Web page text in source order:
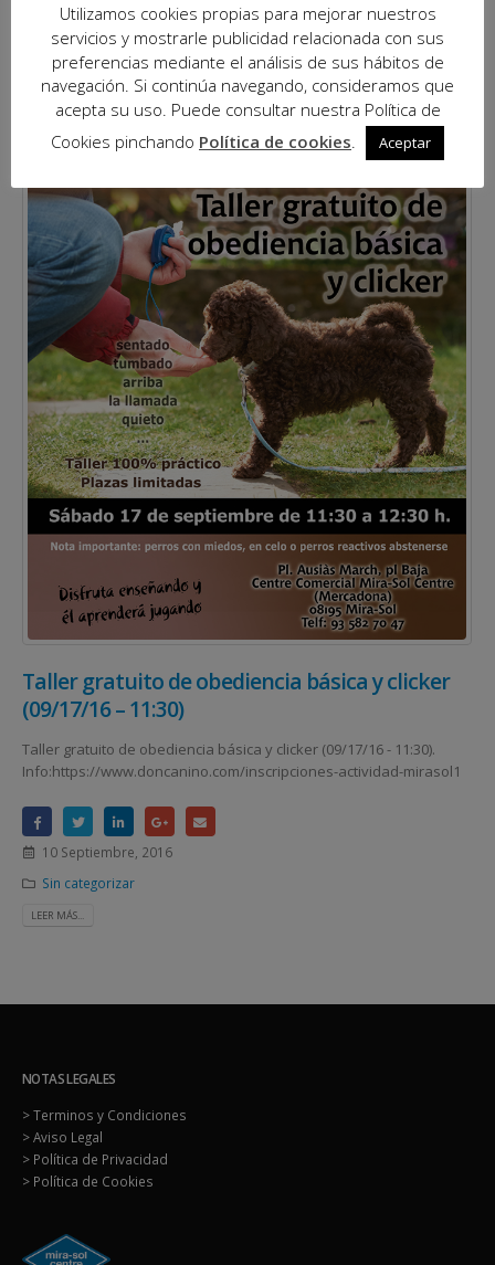
Taller gratuito de obediencia básica y clicker
(09/17/16 – 11:30)
Taller gratuito de obediencia básica y clicker (09/17/16 - 11:30).
Info:https://www.doncanino.com/inscripciones-actividad-mirasol1
10 Septiembre, 2016
Sin categorizar
LEER MÁS...
NOTAS LEGALES
> Terminos y Condiciones
> Aviso Legal
> Política de Privacidad
> Política de Cookies
Utilizamos cookies propias para mejorar nuestros
servicios y mostrarle publicidad relacionada con sus
preferencias mediante el análisis de sus hábitos de
navegación. Si continúa navegando, consideramos que
acepta su uso. Puede consultar nuestra Política de
Cookies pinchando Política de cookies. Aceptar